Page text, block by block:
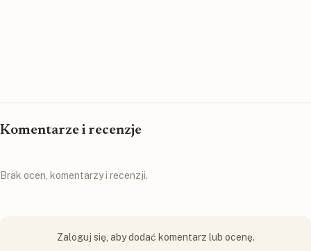
Komentarze i recenzje
Brak ocen, komentarzy i recenzji.
Zaloguj się, aby dodać komentarz lub ocenę.